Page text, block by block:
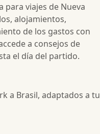
viajes de Nueva
alojamientos,
de los gastos con
a consejos de
el día del partido.
a Brasil, adaptados a tu